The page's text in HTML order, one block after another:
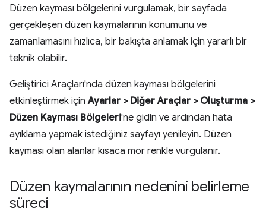
Düzen kayması bölgelerini vurgulamak, bir sayfada
gerçekleşen düzen kaymalarının konumunu ve
zamanlamasını hızlıca, bir bakışta anlamak için yararlı bir
teknik olabilir.
Geliştirici Araçları'nda düzen kayması bölgelerini
etkinleştirmek içinAyarlar > Diğer Araçlar > Oluşturma >
Düzen Kayması Bölgeleri'ne gidin ve ardından hata
ayıklama yapmak istediğiniz sayfayı yenileyin. Düzen
kayması olan alanlar kısaca mor renkle vurgulanır.
Düzen kaymalarının nedenini belirleme
süreci